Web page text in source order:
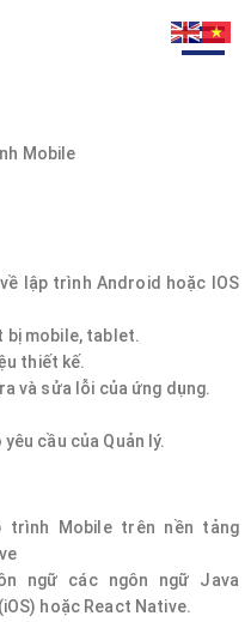
Mobile
lập trình Android hoặc IOS
bị mobile, tablet.
thiết kế.
và sửa lỗi của ứng dụng.
cầu của Quản lý.
trình Mobile trên nền tảng
ngữ các ngôn ngữ Java
hoặc React Native.